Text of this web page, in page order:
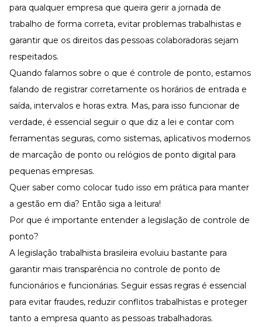
Recursos Humanos
Fortaleça a cultura organizacional
Treinamento de Produto
Desenvolva a sua equipe
Materiais Gratuitos
Materiais Gratuitos
Todos os Materiais Gratuitos
Confira nossos materiais
E-book
Ferramentas e Templates
Para agilizar o seu trabalho
Conteúdo prático e rápido
Kits
Lives
Newsletters
para qualquer empresa que queira gerir a jornada de
trabalho de forma correta, evitar problemas trabalhistas e
garantir que os direitos das pessoas colaboradoras sejam
respeitados.
Quando falamos sobre o que é controle de ponto, estamos
falando de registrar corretamente os horários de entrada e
saída, intervalos e horas extra. Mas, para isso funcionar de
verdade, é essencial seguir o que diz a lei e contar com
ferramentas seguras, como sistemas, aplicativos modernos
de marcação de ponto ou relógios de ponto digital para
pequenas empresas.
Quer saber como colocar tudo isso em prática para manter
a gestão em dia? Então siga a leitura!
Por que é importante entender a legislação de controle de
ponto?
A legislação trabalhista brasileira evoluiu bastante para
garantir mais transparência no controle de ponto de
funcionários e funcionárias. Seguir essas regras é essencial
para evitar fraudes, reduzir conflitos trabalhistas e proteger
tanto a empresa quanto as pessoas trabalhadoras.